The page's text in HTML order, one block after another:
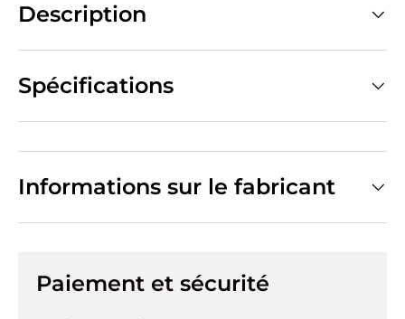
Description
Spécifications
Informations sur le fabricant
Paiement et sécurité